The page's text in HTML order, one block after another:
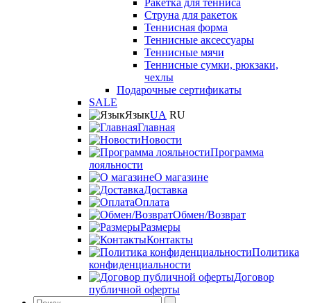
Ракетка для тенниса
Струна для ракеток
Теннисная форма
Теннисные аксессуары
Теннисные мячи
Теннисные сумки, рюкзаки,
чехлы
Подарочные сертификаты
SALE
ЯзыкUA RU
Главная
Новости
Программа
лояльности
О магазине
Доставка
Оплата
Обмен/Возврат
Размеры
Контакты
Политика
конфиденциальности
Договор
публичной оферты